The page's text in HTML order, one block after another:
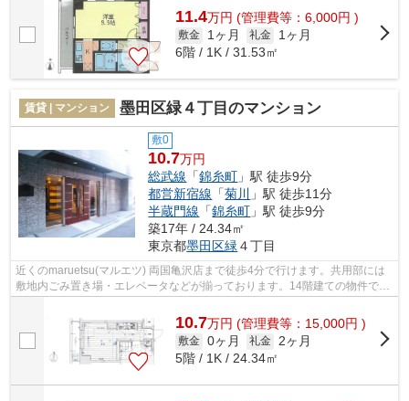
11.4万円 (管理費等：6,000円 )
敷金 1ヶ月 礼金
1ヶ月
6階 / 1K / 31.53㎡
賃貸 | マンション 墨田区緑４丁目のマンション
敷0
10.7万円
総武線 「錦糸町 」駅 徒歩9分
都営新宿線 「菊川
」駅 徒歩11分
半蔵門線 「錦糸町 」駅 徒歩9分
築17年 / 24.34㎡
東京都墨田区緑 ４丁目
近くのmaruetsu(マルエツ) 両国亀沢店まで徒歩4分で行けます。共用部には
敷地内ごみ置き場・エレベータなどが揃っております。14階建ての物件で
す。こちらは徒歩9分に立地する物件です...
10.7万円 (管理費等：15,000円 )
敷金 0ヶ月 礼金 2ヶ月
5階 / 1K / 24.34㎡